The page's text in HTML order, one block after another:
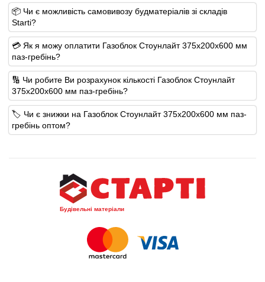
📦 Чи є можливість самовивозу будматеріалів зі складів
Starti?
💳 Як я можу оплатити Газоблок Стоунлайт 375x200x600 мм
паз-гребінь?
🔢 Чи робите Ви розрахунок кількості Газоблок Стоунлайт
375x200x600 мм паз-гребінь?
🏷️ Чи є знижки на Газоблок Стоунлайт 375x200x600 мм паз-
гребінь оптом?
Будівельні матеріали